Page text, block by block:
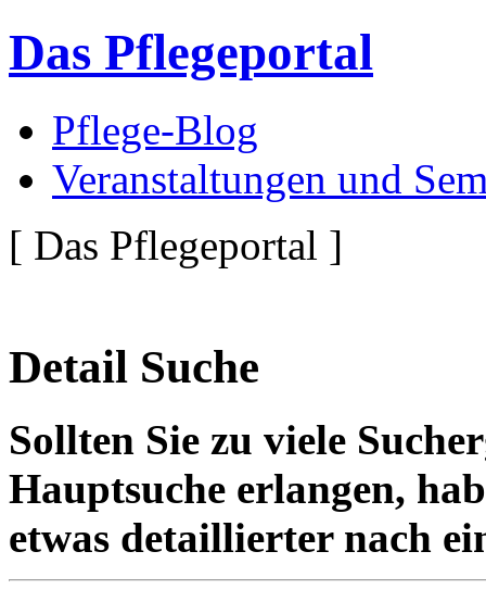
Das Pflegeportal
Pflege-Blog
Veranstaltungen und
[ Das Pflegeportal ]
Detail Suche
Sollten Sie zu viele
Hauptsuche erlangen,
etwas detaillierter nach